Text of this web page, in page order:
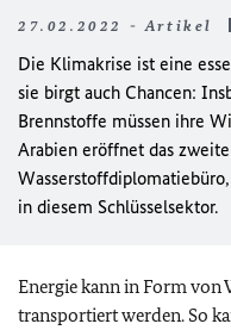
27.02.2022 - Artikel
Die Klimakrise ist eine
sie birgt auch Chancen:
Brennstoffe müssen ihre
Arabien eröffnet das
in diesem Schlüsselsektor.
Energie kann in Form von
transportiert werden. So